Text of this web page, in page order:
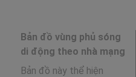
Bản đồ vùng phủ sóng
di động theo nhà mạng
Bản đồ này thể hiện